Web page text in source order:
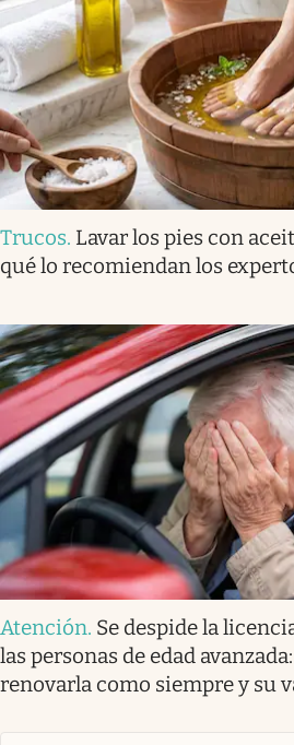
Trucos. Lavar los pies con
qué lo recomiendan los
Atención. Se despide la
las personas de edad
renovarla como siempre y su